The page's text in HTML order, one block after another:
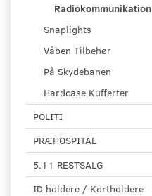
Radiokommunikation
Snaplights
Våben Tilbehør
På Skydebanen
Hardcase Kufferter
POLITI
PRÆHOSPITAL
5.11 RESTSALG
ID holdere / Kortholdere